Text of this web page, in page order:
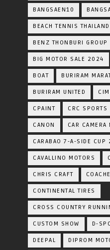
BANGSAEN10
BEACH TENNIS THAILAND
BENZ THONBURI GROUP
BIG MOTOR SALE 2024
BOAT BURIRAM
BURIRAM UNITED
CPAINT CRC SPORTS
CANON CAR CAMERA
CARABAO 7-A-SIDE CUP
CAVALLINO MOTORS
CHRIS CRAFT
CONTINENTAL TIRES
CROSS COUNTRY
CUSTOM SHOW D-
DEEPAL DIPROM